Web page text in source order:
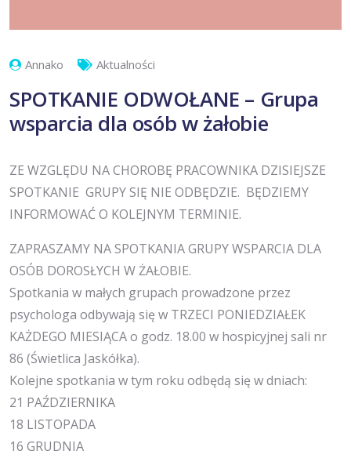
Annako Aktualności
SPOTKANIE ODWOŁANE – Grupa
wsparcia dla osób w żałobie
ZE WZGLĘDU NA CHOROBĘ PRACOWNIKA DZISIEJSZE
SPOTKANIE GRUPY SIĘ NIE ODBĘDZIE. BĘDZIEMY
INFORMOWAĆ O KOLEJNYM TERMINIE.
ZAPRASZAMY NA SPOTKANIA GRUPY WSPARCIA DLA
OSÓB DOROSŁYCH W ŻAŁOBIE.
Spotkania w małych grupach prowadzone przez
psychologa odbywają się w TRZECI PONIEDZIAŁEK
KAŻDEGO MIESIĄCA o godz. 18.00 w hospicyjnej sali nr
86 (Świetlica Jaskółka).
Kolejne spotkania w tym roku odbędą się w dniach:
21 PAŹDZIERNIKA
18 LISTOPADA
16 GRUDNIA